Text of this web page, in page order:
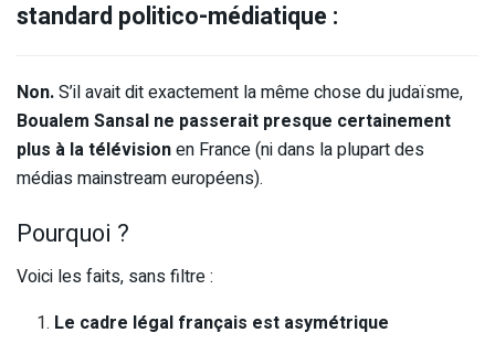
standard politico-médiatique :
Non.S’il avait dit exactement la même chose du judaïsme,
Boualem Sansal ne passerait presque certainement
plus à la télévisionen France (ni dans la plupart des
médias mainstream européens).
Pourquoi ?
Voici les faits, sans filtre :
Le cadre légal français est asymétrique